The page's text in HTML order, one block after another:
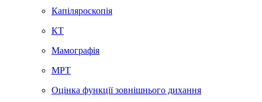
Капіляроскопія
КТ
Мамографія
МРТ
Оцінка функції зовнішнього дихання